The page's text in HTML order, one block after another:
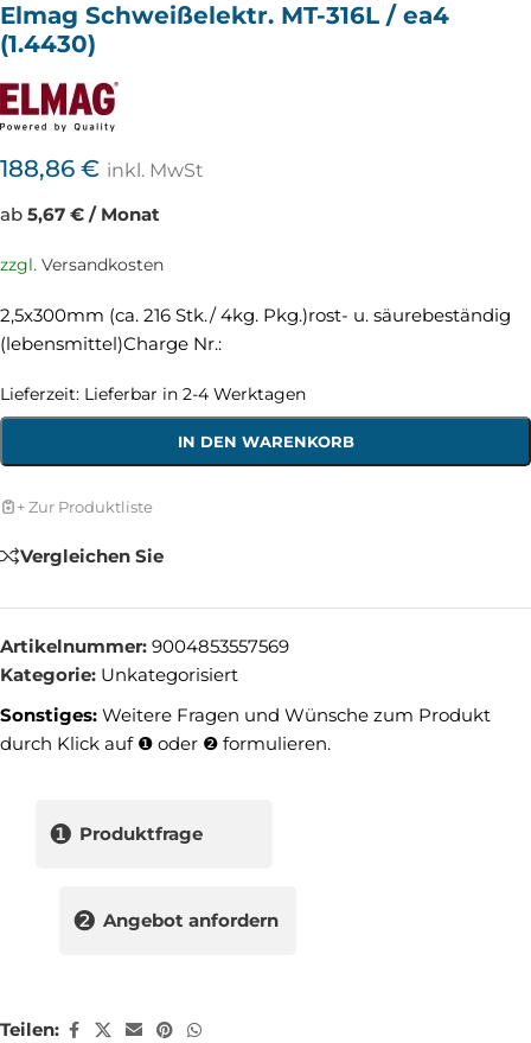
Elmag Schweißelektr. MT-316L / ea4
(1.4430)
188,86 € inkl. MwSt
ab 5,67 € / Monat
zzgl. Versandkosten
2,5x300mm (ca. 216 Stk./ 4kg. Pkg.)rost- u. säurebeständig
(lebensmittel)Charge Nr.:
Lieferzeit: Lieferbar in 2-4 Werktagen
IN DEN WARENKORB
+ Zur Produktliste
Vergleichen Sie
Artikelnummer: 9004853557569
Kategorie: Unkategorisiert
Sonstiges: Weitere Fragen und Wünsche zum Produkt
durch Klick auf ❶ oder ❷ formulieren.
❶ Produktfrage
❷ Angebot anfordern
Teilen: